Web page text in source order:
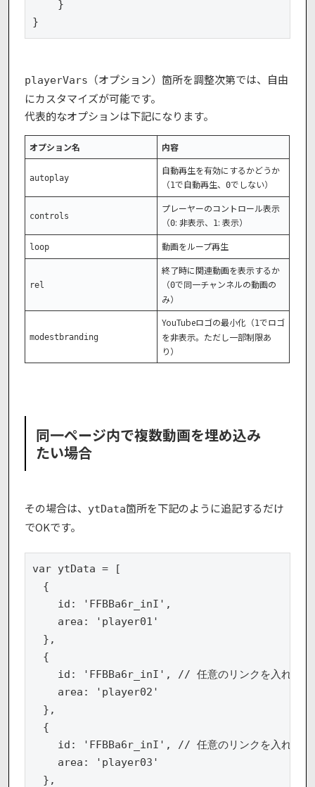
    }
}
playerVars
（オプション）箇所を調整次第では、自由
にカスタマイズが可能です。
代表的なオプションは下記になります。
オプション名 内容
autoplay
自動再生を有効にするかどうか
（1で自動再生、0でしない）
controls
プレーヤーのコントロール表示
（0: 非表示、 1 : 表示）
loop 動画をループ再生
rel
終了時に関連動画を表示するか
（0で同一チャンネルの動画の
み）
modestbranding
YouTubeロゴの最小化（1でロゴ
を非表示。ただし一部制限あ
り）
同一ページ内で複数動画を埋め込み
たい場合
その場合は、 ytData箇所を下記のように追記するだけ
でOKです。
var ytData = [
{
    id: 'FFBBa6r_inI',
    area: 'player01'
},
{
    id: 'FFBBa6r_inI', // 任意のリンクを入れてね
    area: 'player02'
},
{
    id: 'FFBBa6r_inI', // 任意のリンクを入れてね
    area: 'player03'
},